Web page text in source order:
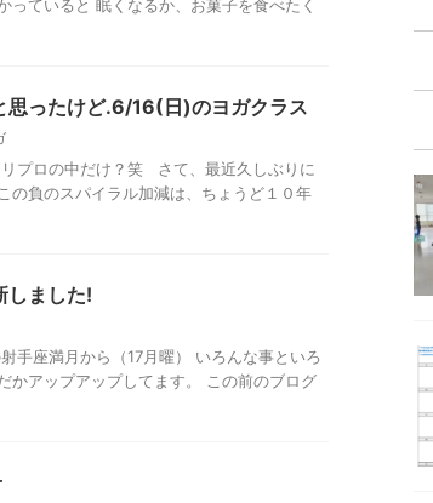
ていると 眠くなるか、お菓子を食べたく
思ったけど.6/16(日)のヨガクラス
プロの中だけ？笑 さて、最近久しぶりに
の負のスパイラル加減は、ちょうど１０年
しました!
手座満月から（17月曜） いろんな事といろ
かアップアップしてます。 この前のブログ